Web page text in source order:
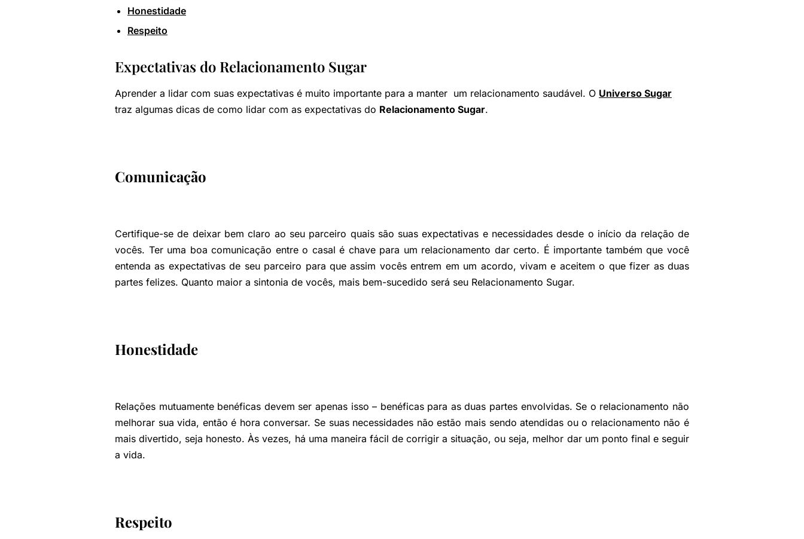
Honestidade
Respeito
Expectativas do Relacionamento Sugar
Aprender a lidar com suas expectativas é muito importante para a manter um relacionamento saudável. O Universo Sugar
traz algumas dicas de como lidar com as expectativas do Relacionamento Sugar.
Comunicação
Certifique-se de deixar bem claro ao seu parceiro quais são suas expectativas e necessidades desde o início da relação de
vocês. Ter uma boa comunicação entre o casal é chave para um relacionamento dar certo. É importante também que você
entenda as expectativas de seu parceiro para que assim vocês entrem em um acordo, vivam e aceitem o que fizer as duas
partes felizes. Quanto maior a sintonia de vocês, mais bem-sucedido será seu Relacionamento Sugar.
Honestidade
Relações mutuamente benéficas devem ser apenas isso – benéficas para as duas partes envolvidas. Se o relacionamento não
melhorar sua vida, então é hora conversar. Se suas necessidades não estão mais sendo atendidas ou o relacionamento não é
mais divertido, seja honesto. Às vezes, há uma maneira fácil de corrigir a situação, ou seja, melhor dar um ponto final e seguir
a vida.
Respeito